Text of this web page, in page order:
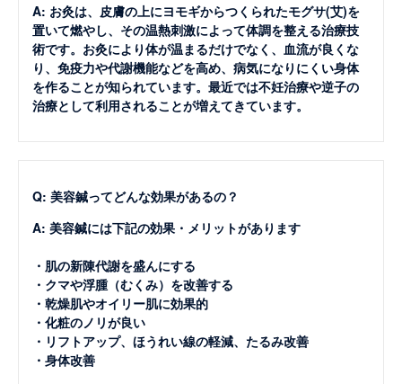
A: お灸は、皮膚の上にヨモギからつくられたモグサ(艾)を
置いて燃やし、その温熱刺激によって体調を整える治療技
術です。お灸により体が温まるだけでなく、血流が良くな
り、免疫力や代謝機能などを高め、病気になりにくい身体
を作ることが知られています。最近では不妊治療や逆子の
治療として利用されることが増えてきています。
Q: 美容鍼ってどんな効果があるの？
A: 美容鍼には下記の効果・メリットがあります
・肌の新陳代謝を盛んにする
・クマや浮腫（むくみ）を改善する
・乾燥肌やオイリー肌に効果的
・化粧のノリが良い
・リフトアップ、ほうれい線の軽減、たるみ改善
・身体改善